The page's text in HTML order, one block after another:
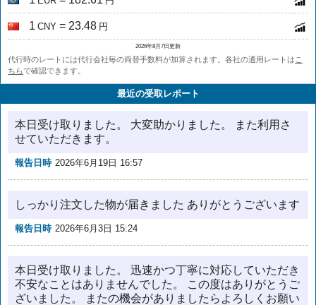
1 CNY = 23.48 円
2026年8月7日更新
代行時のレートには代行会社毎の両替手数料が加算されます。各社の適用レートは こ
ちらで確認できます。
最近の受取レポート
本日受け取りました。 大変助かりました。 また利用さ
せていただきます。
報告日時 2026年6月19日 16:57
しっかり注文した物が届きました ありがとうございます
報告日時 2026年6月3日 15:24
本日受け取りました。 迅速かつ丁寧に対応していただき
不安なことはありませんでした。 この度はありがとうご
ざいました。 またの機会がありましたらよろしくお願い